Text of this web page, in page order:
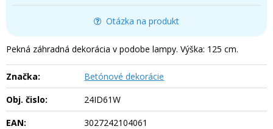
Otázka na produkt
Pekná záhradná dekorácia v podobe lampy. Výška: 125 cm.
Značka:
Betónové dekorácie
Obj. čislo:
24ID61W
EAN:
3027242104061